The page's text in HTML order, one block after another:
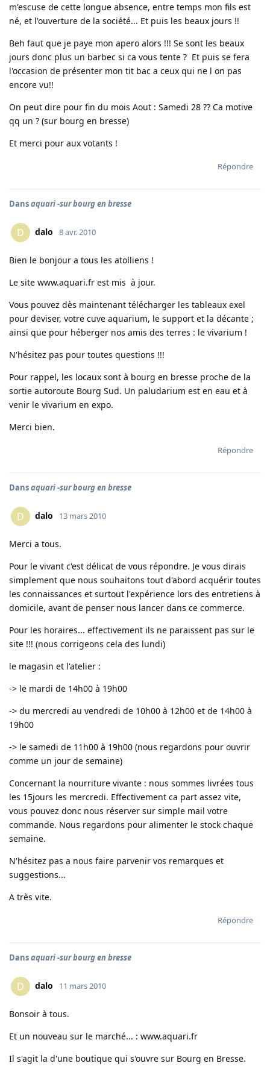
m'escuse de cette longue absence, entre temps mon fils est
né, et l'ouverture de la société... Et puis les beaux jours !!
Beh faut que je paye mon apero alors !!! Se sont les beaux
jours donc plus un barbec si ca vous tente ? Et puis se fera
l'occasion de présenter mon tit bac a ceux qui ne l on pas
encore vu!!
On peut dire pour fin du mois Aout : Samedi 28 ?? Ca motive
qq un ? (sur bourg en bresse)
Et merci pour aux votants !
Répondre
Dansaquari -sur bourg en bresse
D dalo 8 avr. 2010
Bien le bonjour a tous les atolliens !
Le site www.aquari.fr est mis à jour.
Vous pouvez dès maintenant télécharger les tableaux exel
pour deviser, votre cuve aquarium, le support et la décante ;
ainsi que pour héberger nos amis des terres : le vivarium !
N'hésitez pas pour toutes questions !!!
Pour rappel, les locaux sont à bourg en bresse proche de la
sortie autoroute Bourg Sud. Un paludarium est en eau et à
venir le vivarium en expo.
Merci bien.
Répondre
Dansaquari -sur bourg en bresse
D dalo 13 mars 2010
Merci a tous.
Pour le vivant c'est délicat de vous répondre. Je vous dirais
simplement que nous souhaitons tout d'abord acquérir toutes
les connaissances et surtout l'expérience lors des entretiens à
domicile, avant de penser nous lancer dans ce commerce.
Pour les horaires... effectivement ils ne paraissent pas sur le
site !!! (nous corrigeons cela des lundi)
le magasin et l'atelier :
-> le mardi de 14h00 à 19h00
-> du mercredi au vendredi de 10h00 à 12h00 et de 14h00 à
19h00
-> le samedi de 11h00 à 19h00 (nous regardons pour ouvrir
comme un jour de semaine)
Concernant la nourriture vivante : nous sommes livrées tous
les 15jours les mercredi. Effectivement ca part assez vite,
vous pouvez donc nous réserver sur simple mail votre
commande. Nous regardons pour alimenter le stock chaque
semaine.
N'hésitez pas a nous faire parvenir vos remarques et
suggestions...
A très vite.
Répondre
Dansaquari -sur bourg en bresse
D dalo 11 mars 2010
Bonsoir à tous.
Et un nouveau sur le marché... : www.aquari.fr
Il s'agit la d'une boutique qui s'ouvre sur Bourg en Bresse.